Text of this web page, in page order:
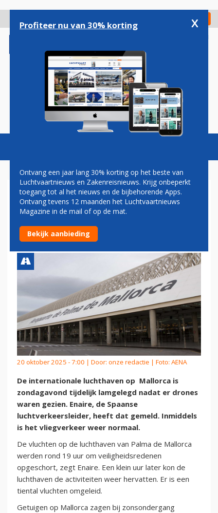
gaan
Check in
Magazine Podcasts Vacatures
VLIEGVELD MALLORCA
ZONDAGAVOND TIJDELIJK
DICHT VANWEGE DRONES
20 oktober 2025 - 7:00 | Door: onze redactie | Foto: AENA
De internationale luchthaven op Mallorca is
zondagavond tijdelijk lamgelegd nadat er drones
waren gezien. Enaire, de Spaanse
luchtverkeersleider, heeft dat gemeld. Inmiddels
is het vliegverkeer weer normaal.
De vluchten op de luchthaven van Palma de Mallorca
werden rond 19 uur om veiligheidsredenen
opgeschort, zegt Enaire. Een klein uur later kon de
luchthaven de activiteiten weer hervatten. Er is een
tiental vluchten omgeleid.
Getuigen op Mallorca zagen bij zonsondergang
Profiteer nu van 30% korting x
Ontvang een jaar lang 30% korting op het beste van
Luchtvaartnieuws en Zakenreisnieuws. Krijg onbeperkt
toegang tot al het nieuws en de bijbehorende Apps.
Ontvang tevens 12 maanden het Luchtvaartnieuws
Magazine in de mail of op de mat.
Bekijk aanbieding